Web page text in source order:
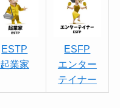
ESTP
起業家
ESFP
エンター
テイナー